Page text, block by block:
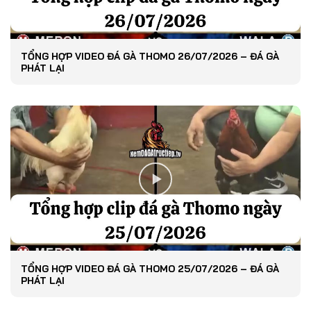
TỔNG HỢP VIDEO ĐÁ GÀ THOMO 26/07/2026 – ĐÁ GÀ
PHÁT LẠI
TỔNG HỢP VIDEO ĐÁ GÀ THOMO 25/07/2026 – ĐÁ GÀ
PHÁT LẠI